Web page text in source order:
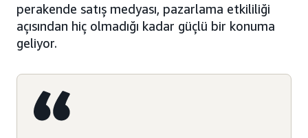
perakende satış medyası, pazarlama etkililiği
açısından hiç olmadığı kadar güçlü bir konuma
geliyor.